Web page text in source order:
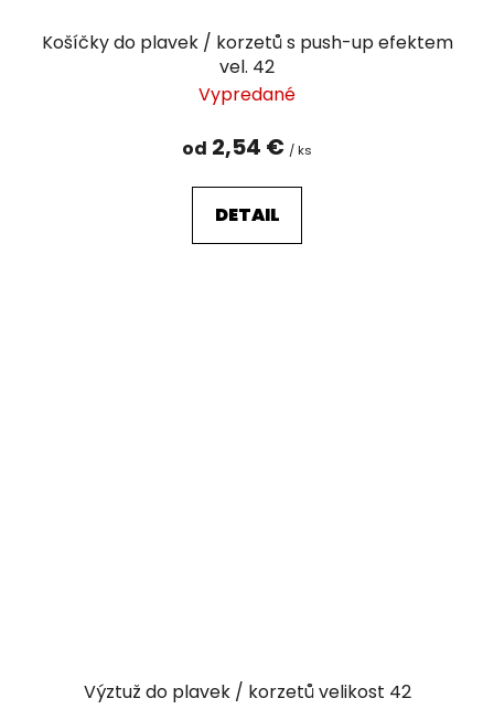
Košíčky do plavek / korzetů s push-up efektem
vel. 42
Vypredané
od 2,54 € / ks
DETAIL
Výztuž do plavek / korzetů velikost 42